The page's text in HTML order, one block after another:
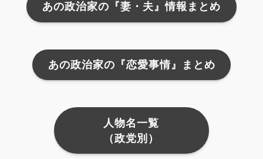
あの政治家の『妻・夫』情報まとめ
あの政治家の『恋愛事情』まとめ
人物名一覧
（政党別）